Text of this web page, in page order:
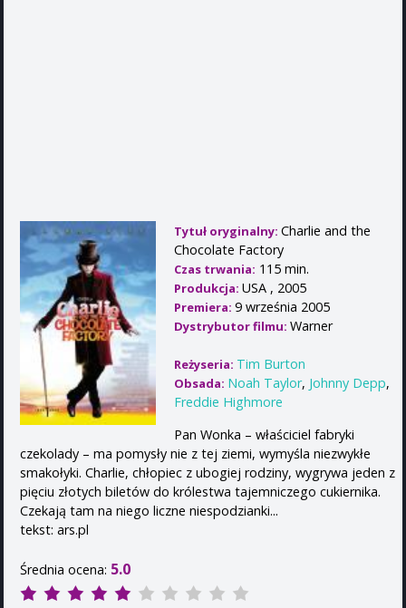
Tytuł oryginalny: Charlie and the
Chocolate Factory
Czas trwania: 115 min.
Produkcja: USA , 2005
Premiera: 9 września 2005
Dystrybutor filmu: Warner
Reżyseria: Tim Burton
Obsada: Noah Taylor, Johnny Depp,
Freddie Highmore
Pan Wonka – właściciel fabryki
czekolady – ma pomysły nie z tej ziemi, wymyśla niezwykłe
smakołyki. Charlie, chłopiec z ubogiej rodziny, wygrywa jeden z
pięciu złotych biletów do królestwa tajemniczego cukiernika.
Czekają tam na niego liczne niespodzianki...
tekst: ars.pl
Średnia ocena: 5.0